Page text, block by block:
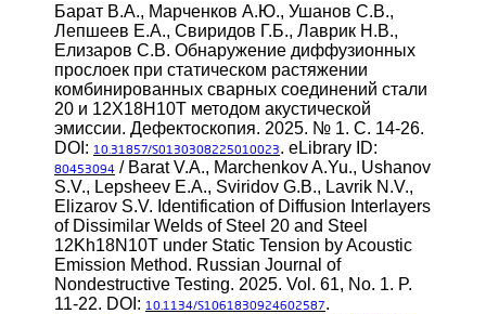
Барат В.А., Марченков А.Ю., Ушанов С.В.,
Лепшеев Е.А., Свиридов Г.Б., Лаврик Н.В.,
Елизаров С.В. Обнаружение диффузионных
прослоек при статическом растяжении
комбинированных сварных соединений стали
20 и 12Х18Н10Т методом акустической
эмиссии. Дефектоскопия. 2025. № 1. С. 14-26.
DOI: 10.31857/S0130308225010023. eLibrary ID:
80453094 / Barat V.A., Marchenkov A.Yu., Ushanov
S.V., Lepsheev E.A., Sviridov G.B., Lavrik N.V.,
Elizarov S.V. Identification of Diffusion Interlayers
of Dissimilar Welds of Steel 20 and Steel
12Kh18N10T under Static Tension by Acoustic
Emission Method. Russian Journal of
Nondestructive Testing. 2025. Vol. 61, No. 1. P.
11-22. DOI: 10.1134/S1061830924602587.